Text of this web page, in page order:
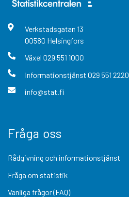
Verkstadsgatan 13
00580 Helsingfors
Växel 029 551 1000
Informationstjänst 029 551 2220
info@stat.fi
Fråga oss
Rådgivning och informationstjänst
Fråga om statistik
Vanliga frågor (FAQ)